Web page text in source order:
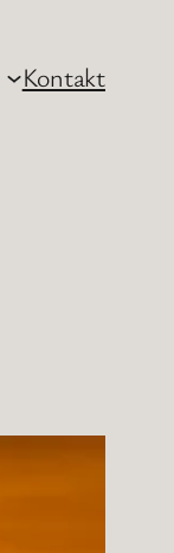
Kontakt